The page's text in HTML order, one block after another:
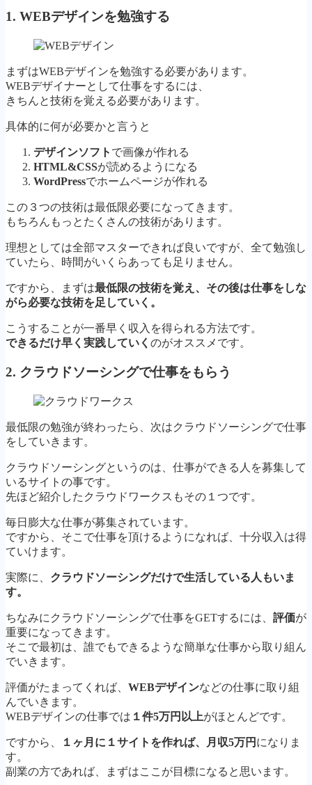
1. WEBデザインを勉強する
まずはWEBデザインを勉強する必要があります。
WEBデザイナーとして仕事をするには、
きちんと技術を覚える必要があります。
具体的に何が必要かと言うと
デザインソフト で画像が作れる
HTML&CSSが読めるようになる
WordPressでホームページが作れる
この３つの技術は最低限必要になってきます。
もちろんもっとたくさんの技術があります。
理想としては全部マスターできれば良いですが、全て勉強し
ていたら、時間がいくらあっても足りません。
ですから、まずは最低限の技術を覚え、その後は仕事をしな
がら必要な技術を足していく。
こうすることが一番早く収入を得られる方法です。
できるだけ早く実践していく のがオススメです。
2. クラウドソーシングで仕事をもらう
最低限の勉強が終わったら、次はクラウドソーシングで仕事
をしていきます。
クラウドソーシングというのは、仕事ができる人を募集して
いるサイトの事です。
先ほど紹介したクラウドワークスもその１つです。
毎日膨大な仕事が募集されています。
ですから、そこで仕事を頂けるようになれば、十分収入は得
ていけます。
実際に、 クラウドソーシングだけで生活している人もいま
す。
ちなみにクラウドソーシングで仕事をGETするには、 評価が
重要になってきます。
そこで最初は、誰でもできるような簡単な仕事から取り組ん
でいきます。
評価がたまってくれば、 WEBデザインなどの仕事に取り組
んでいきます。
WEBデザインの仕事では １件5万円以上がほとんどです。
ですから、 １ヶ月に１サイトを作れば、月収5万円 になりま
す。
副業の方であれば、まずはここが目標になると思います。